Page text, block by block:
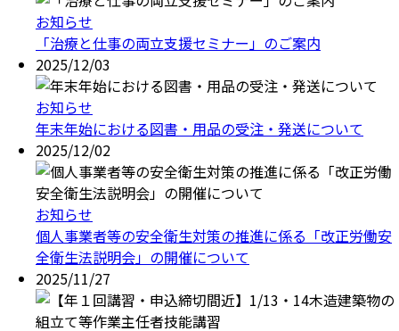
お知らせ
「治療と仕事の両立支援セミナー」のご案内
2025/12/03
お知らせ
年末年始における図書・用品の受注・発送について
2025/12/02
お知らせ
個人事業者等の安全衛生対策の推進に係る「改正労働安
全衛生法説明会」の開催について
2025/11/27